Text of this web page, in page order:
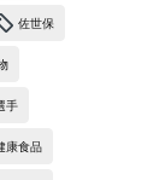
佐世保
手
康食品